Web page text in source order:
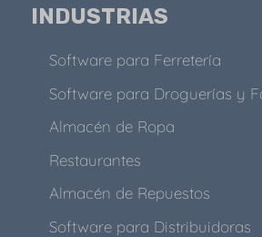
INDUSTRIAS
Software para Ferretería
Software para Droguerías y
Almacén de Ropa
Restaurantes
Almacén de Repuestos
Software para Distribuidoras